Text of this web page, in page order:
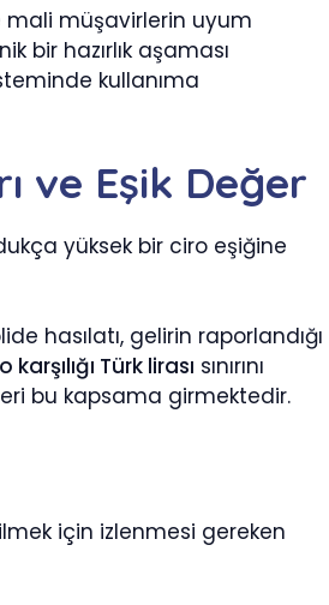
mali müşavirlerin uyum
bir hazırlık aşaması
kullanıma
ve Eşik Değer
yüksek bir ciro eşiğine
hasılatı, gelirin raporlandığı
Türk lirası sınırını
bu kapsama girmektedir.
için izlenmesi gereken